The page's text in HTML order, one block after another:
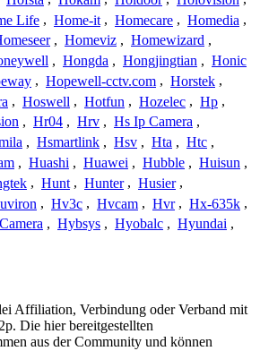
Life , Home-it , Homecare , Homedia ,
, Homeviz , Homewizard ,
, Hongda , Hongjingtian , Honic
, Hopewell-cctv.com , Horstek ,
, Hoswell , Hotfun , Hozelec , Hp ,
, Hr04 , Hrv , Hs Ip Camera ,
, Hsmartlink , Hsv , Hta , Htc ,
, Huashi , Huawei , Hubble , Huisun ,
, Hunt , Hunter , Husier ,
, Hv3c , Hvcam , Hvr , Hx-635k ,
, Hybsys , Hyobalc , Hyundai ,
Affiliation, Verbindung oder Verband mit
Die hier bereitgestellten
aus der Community und können